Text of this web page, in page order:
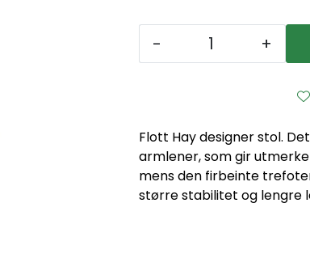
- +
Flott Hay designer stol.
armlener, som gir
mens den firbeinte
større stabilitet og lengre